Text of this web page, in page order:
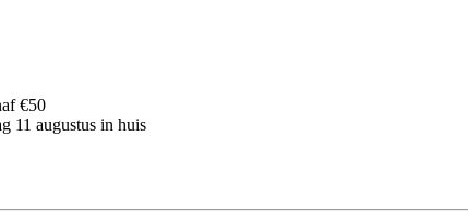
€50
11 augustus in huis